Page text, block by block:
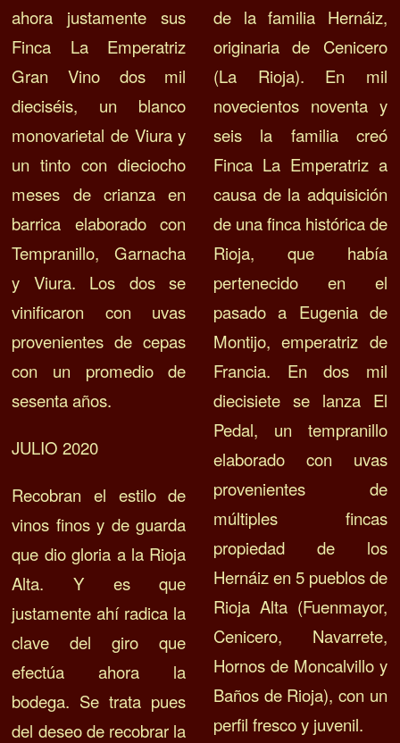
ahora justamente sus
Finca La Emperatriz
Gran Vino dos mil
dieciséis, un blanco
monovarietal de Viura y
un tinto con dieciocho
meses de crianza en
barrica elaborado con
Tempranillo, Garnacha
y Viura. Los dos se
vinificaron con uvas
provenientes de cepas
con un promedio de
sesenta años.
JULIO 2020
Recobran el estilo de
vinos finos y de guarda
que dio gloria a la Rioja
Alta. Y es que
justamente ahí radica la
clave del giro que
efectúa ahora la
bodega. Se trata pues
del deseo de recobrar la
de la familia Hernáiz,
originaria de Cenicero
(La Rioja). En mil
novecientos noventa y
seis la familia creó
Finca La Emperatriz a
causa de la adquisición
de una finca histórica de
Rioja, que había
pertenecido en el
pasado a Eugenia de
Montijo, emperatriz de
Francia. En dos mil
diecisiete se lanza El
Pedal, un tempranillo
elaborado con uvas
provenientes de
múltiples fincas
propiedad de los
Hernáiz en 5 pueblos de
Rioja Alta (Fuenmayor,
Cenicero, Navarrete,
Hornos de Moncalvillo y
Baños de Rioja), con un
perfil fresco y juvenil.